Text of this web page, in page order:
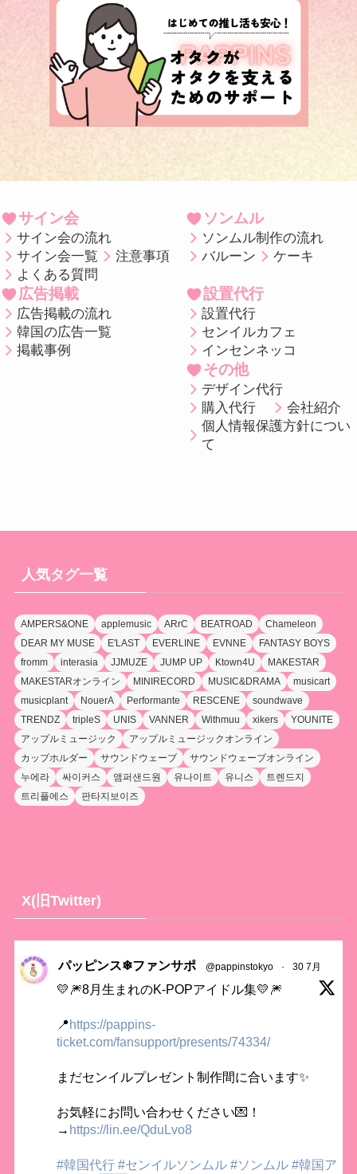
サイン会
サイン会の流れ
サイン会一覧
注意事項
よくある質問
ソンムル
ソンムル制作の流れ
バルーン
ケーキ
広告掲載
広告掲載の流れ
韓国の広告一覧
掲載事例
設置代行
設置代行
センイルカフェ
インセンネッコ
その他
デザイン代行
購入代行
会社紹介
個人情報保護方針につい
て
人気タグ一覧
AMPERS&ONE applemusic ARrC BEATROAD
Chameleon
DEAR MY MUSE
E'LAST EVERLINE EVNNE
FANTASY BOYS
fromm
interasia JJMUZE JUMP UP Ktown4U
MAKESTAR
MAKESTARオンライン
MINIRECORD MUSIC&DRAMA
musicart
musicplant
NouerA Performante RESCENE
soundwave
TRENDZ
tripleS UNIS VANNER Withmuu xikers
YOUNITE
アップルミュージック
アップルミュージックオンライン
カップホルダー
サウンドウェーブ
サウンドウェーブオンライン
누에라
싸이커스 앰퍼샌드원 유나이트 유니스
트렌드지
트리플에스
판타지보이즈
X(旧Twitter)
パッピンス❄ファンサポ @pappinstokyo · 30 7月
💛🎆8月生まれのK-POPアイドル集💛🎆
📍https://pappins-
ticket.com/fansupport/presents/74334/
まだセンイルプレゼント制作間に合います✨
お気軽にお問い合わせください💌！
→ https://lin.ee/QduLvo8
#韓国代行 #センイルソンムル #ソンムル #韓国ア